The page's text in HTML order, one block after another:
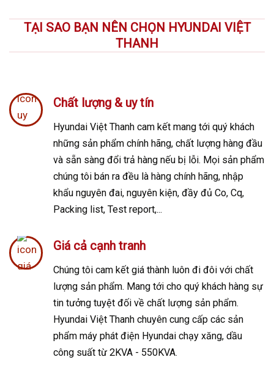
TẠI SAO BẠN NÊN CHỌN HYUNDAI VIỆT
THANH
Chất lượng & uy tín
Hyundai Việt Thanh cam kết mang tới quý khách
những sản phẩm chính hãng, chất lượng hàng đầu
và sẵn sàng đổi trả hàng nếu bị lỗi. Mọi sản phẩm
chúng tôi bán ra đều là hàng chính hãng, nhập
khẩu nguyên đai, nguyên kiện, đầy đủ Co, Cq,
Packing list, Test report,...
Giá cả cạnh tranh
Chúng tôi cam kết giá thành luôn đi đôi với chất
lượng sản phẩm. Mang tới cho quý khách hàng sự
tin tưởng tuyệt đối về chất lượng sản phẩm.
Hyundai Việt Thanh chuyên cung cấp các sản
phẩm máy phát điện Hyundai chạy xăng, dầu
công suất từ 2KVA - 550KVA.